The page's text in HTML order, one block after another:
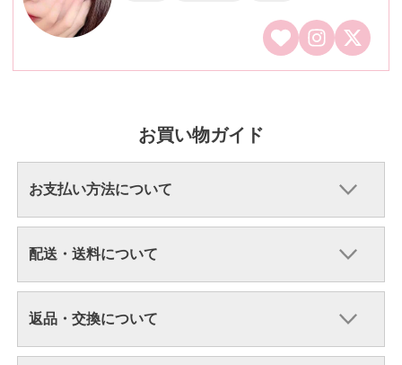
お買い物ガイド
お支払い方法について
配送・送料について
返品・交換について